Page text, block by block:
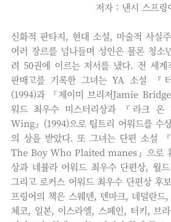
저자 : 낸시 스프링
신화적 판타지, 현대 소설, 마술적 사실
여러 장르를 넘나들며 성인은 물론 청소
려 50권에 이르는 저서를 냈다. 전 세계
판매고를 기록한 그녀는 YA 소설 『
(1994)과 『제이미 브리저Jamie
워드 최우수 미스터리상과 『라크
Wing』(1994)으로 팁트리 어워드를 수
의 상을 받았다. 또 그녀는 단편 소설
The Boy Who Plaited manes』으로
상과 네뷸라 어워드 최우수 단편상, 월
그리고 로커스 어워드 최우수 단편상 후
프링어의 책은 스웨덴, 덴마크, 네덜란드
체코, 일본, 이스라엘, 스페인, 터키, 브